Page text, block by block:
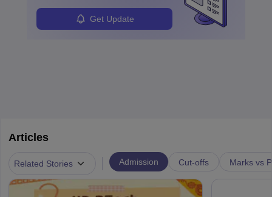
Get Update
Articles
Related Stories Admission Cut-offs Marks vs